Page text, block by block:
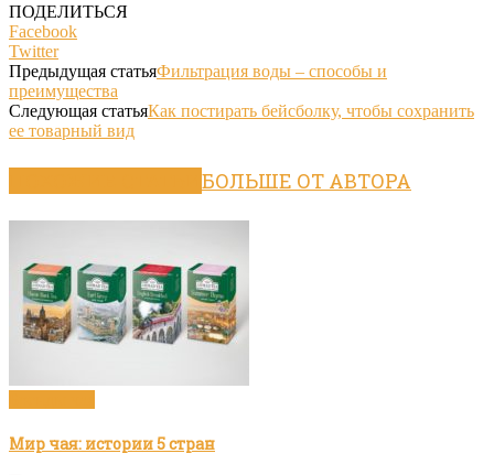
ПОДЕЛИТЬСЯ
Facebook
Twitter
Предыдущая статьяФильтрация воды – способы и
преимущества
Следующая статьяКак постирать бейсболку, чтобы сохранить
ее товарный вид
БОЛЬШЕ ОТ АВТОРА
Мир чая: истории 5 стран